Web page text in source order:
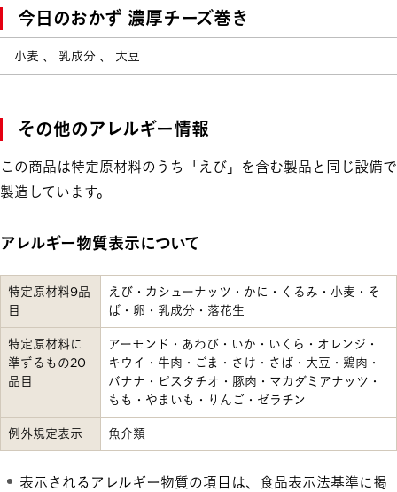
今日のおかず 濃厚チーズ巻き
小麦 、 乳成分 、 大豆
その他のアレルギー情報
この商品は特定原材料のうち「えび」を含む製品と同じ設備で
製造しています。
アレルギー物質表示について
特定原材料9品
目
えび・カシューナッツ・かに・くるみ・小麦・そ
ば・卵・乳成分・落花生
特定原材料に
準ずるもの20
品目
アーモンド・あわび・いか・いくら・オレンジ・
キウイ・牛肉・ごま・さけ・さば・大豆・鶏肉・
バナナ・ピスタチオ・豚肉・マカダミアナッツ・
もも・やまいも・りんご・ゼラチン
例外規定表示 魚介類
表示されるアレルギー物質の項目は、食品表示法基準に掲